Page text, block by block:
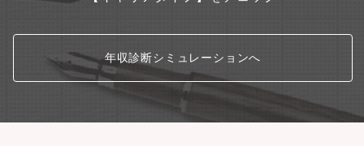
年収診断シミュレーションへ